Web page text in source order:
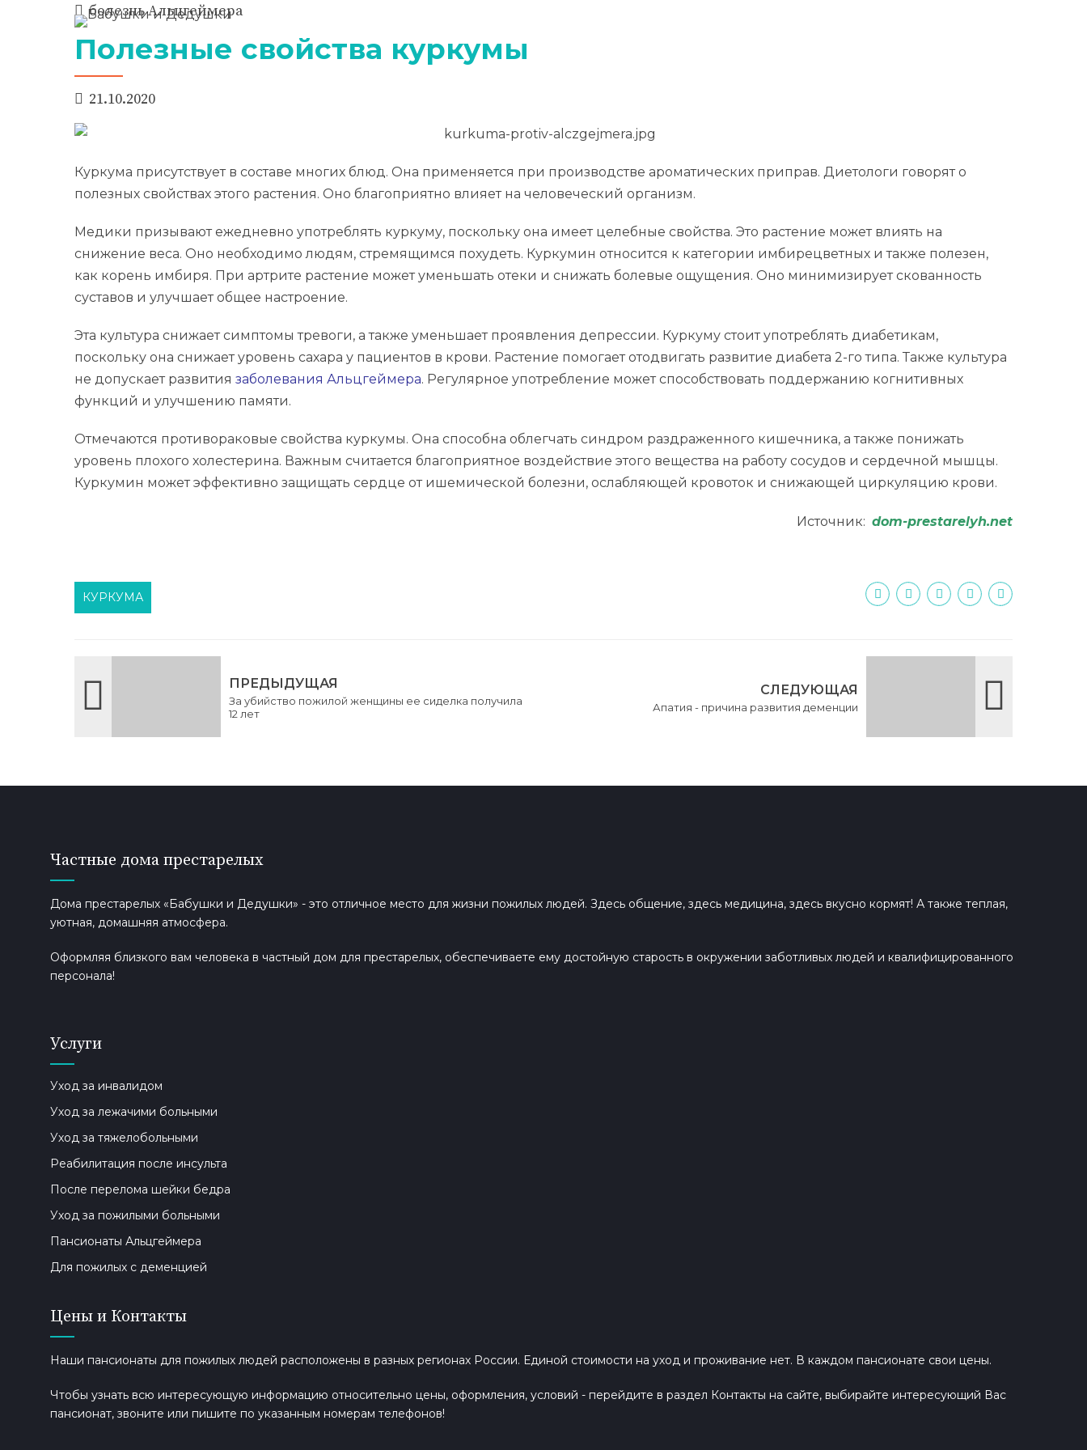
болезнь Альцгеймера
Полезные свойства куркумы
21.10.2020
Куркума присутствует в составе многих блюд. Она применяется при производстве ароматических приправ. Диетологи говорят о
полезных свойствах этого растения. Оно благоприятно влияет на человеческий организм.
Медики призывают ежедневно употреблять куркуму, поскольку она имеет целебные свойства. Это растение может влиять на
снижение веса. Оно необходимо людям, стремящимся похудеть. Куркумин относится к категории имбирецветных и также полезен,
как корень имбиря. При артрите растение может уменьшать отеки и снижать болевые ощущения. Оно минимизирует скованность
суставов и улучшает общее настроение.
Эта культура снижает симптомы тревоги, а также уменьшает проявления депрессии. Куркуму стоит употреблять диабетикам,
поскольку она снижает уровень сахара у пациентов в крови. Растение помогает отодвигать развитие диабета 2-го типа. Также культура
не допускает развития заболевания Альцгеймера. Регулярное употребление может способствовать поддержанию когнитивных
функций и улучшению памяти.
Отмечаются противораковые свойства куркумы. Она способна облегчать синдром раздраженного кишечника, а также понижать
уровень плохого холестерина. Важным считается благоприятное воздействие этого вещества на работу сосудов и сердечной мышцы.
Куркумин может эффективно защищать сердце от ишемической болезни, ослабляющей кровоток и снижающей циркуляцию крови.
Источник: dom-prestarelyh.net
КУРКУМА
ПРЕДЫДУЩАЯ
За убийство пожилой женщины ее сиделка получила
12 лет
СЛЕДУЮЩАЯ
Апатия - причина развития деменции
Частные дома престарелых
Дома престарелых «Бабушки и Дедушки» - это отличное место для жизни пожилых людей. Здесь общение, здесь медицина, здесь вкусно кормят! А также теплая,
уютная, домашняя атмосфера.
Оформляя близкого вам человека в частный дом для престарелых, обеспечиваете ему достойную старость в окружении заботливых людей и квалифицированного
персонала!
Услуги
Уход за инвалидом
Уход за лежачими больными
Уход за тяжелобольными
Реабилитация после инсульта
После перелома шейки бедра
Уход за пожилыми больными
Пансионаты Альцгеймера
Для пожилых с деменцией
Цены и Контакты
Наши пансионаты для пожилых людей расположены в разных регионах России. Единой стоимости на уход и проживание нет. В каждом пансионате свои цены.
Чтобы узнать всю интересующую информацию относительно цены, оформления, условий - перейдите в раздел Контакты на сайте, выбирайте интересующий Вас
пансионат, звоните или пишите по указанным номерам телефонов!